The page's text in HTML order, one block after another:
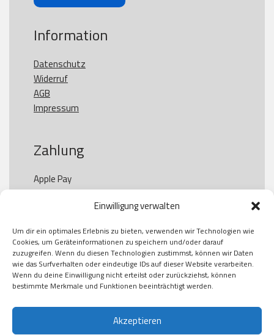
Einwilligung verwalten
Um dir ein optimales Erlebnis zu bieten, verwenden wir Technologien wie
Cookies, um Geräteinformationen zu speichern und/oder darauf
zuzugreifen. Wenn du diesen Technologien zustimmst, können wir Daten
wie das Surfverhalten oder eindeutige IDs auf dieser Website verarbeiten.
Wenn du deine Einwilligung nicht erteilst oder zurückziehst, können
bestimmte Merkmale und Funktionen beeinträchtigt werden.
Akzeptieren
Information
Datenschutz
Widerruf
AGB
Impressum
Zahlung
Apple Pay
Paypal
Kauf auf Rechung
Klarna
American Express